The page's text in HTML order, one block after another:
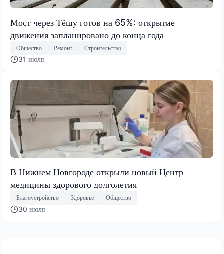
Мост через Тёшу готов на 65%: открытие
движения запланировано до конца года
Общество Ремонт Строительство
31 июля
В Нижнем Новгороде открыли новый Центр
медицины здорового долголетия
Благоустройство Здоровье Общество
30 июля